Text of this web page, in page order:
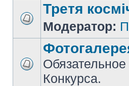
Третя
Модератор:
Конкурса.